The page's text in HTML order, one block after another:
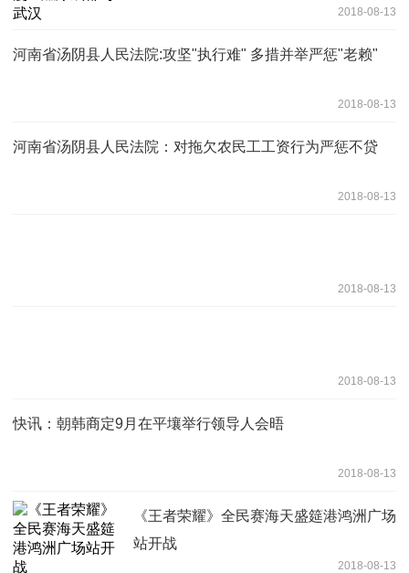
2018-08-13
河南省汤阴县人民法院:攻坚"执行难" 多措并举严惩"老赖"
2018-08-13
河南省汤阴县人民法院：对拖欠农民工工资行为严惩不贷
2018-08-13
2018-08-13
2018-08-13
快讯：朝韩商定9月在平壤举行领导人会晤
2018-08-13
《王者荣耀》全民赛海天盛筵港鸿洲广场
站开战
2018-08-13